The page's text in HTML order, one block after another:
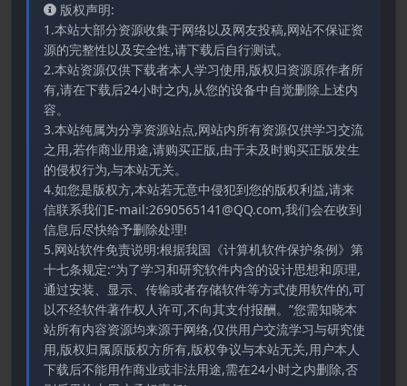
版权声明:
1.本站大部分资源收集于网络以及网友投稿,网站不保证资
源的完整性以及安全性,请下载后自行测试。
2.本站资源仅供下载者本人学习使用,版权归资源原作者所
有,请在下载后24小时之内,从您的设备中自觉删除上述内
容。
3.本站纯属为分享资源站点,网站内所有资源仅供学习交流
之用,若作商业用途,请购买正版,由于未及时购买正版发生
的侵权行为,与本站无关。
4.如您是版权方,本站若无意中侵犯到您的版权利益,请来
信联系我们E-mail:2690565141@QQ.com,我们会在收到
信息后尽快给予删除处理!
5.网站软件免责说明:根据我国《计算机软件保护条例》第
十七条规定:“为了学习和研究软件内含的设计思想和原理,
通过安装、显示、传输或者存储软件等方式使用软件的,可
以不经软件著作权人许可,不向其支付报酬。”您需知晓本
站所有内容资源均来源于网络,仅供用户交流学习与研究使
用,版权归属原版权方所有,版权争议与本站无关,用户本人
下载后不能用作商业或非法用途,需在24小时之内删除,否